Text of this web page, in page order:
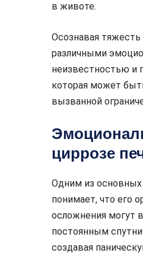
в животе.
Осознавая
различными
неизвестностью и
которая может
вызванной
циррозе
Одним из основных
понимает, что его
осложнения могут
постоянным
создавая